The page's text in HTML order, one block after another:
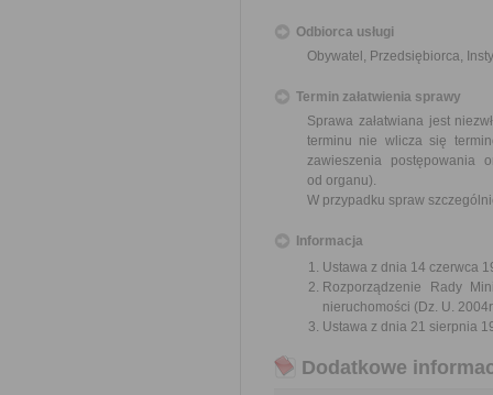
Odbiorca usługi
Obywatel, Przedsiębiorca,
Termin załatwienia sprawy
Sprawa załatwiana jest
terminu nie wlicza się
zawieszenia postępowania
od organu).
W przypadku spraw
Informacja
Ustawa z dnia 14 czerwca
Rozporządzenie Rady
nieruchomości (Dz. U.
Ustawa z dnia 21 sierpnia
Dodatkowe